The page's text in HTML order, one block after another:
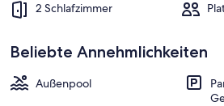
2 Schlafzimmer
Beliebte Annehmlichkeiten
Außenpool